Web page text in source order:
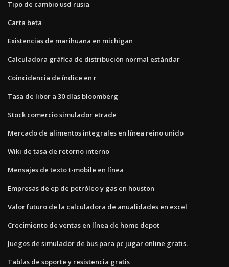
Tipo de cambio usd rusia
Carta beta
Existencias de marihuana en michigan
Calculadora gráfica de distribución normal estándar
Coincidencia de índice en r
Tasa de libor a 30 días bloomberg
Stock comercio simulador etrade
Mercado de alimentos integrales en línea reino unido
Wiki de tasa de retorno interno
Mensajes de texto t-mobile en línea
Empresas de ep de petróleo y gas en houston
Valor futuro de la calculadora de anualidades en excel
Crecimiento de ventas en línea de home depot
Juegos de simulador de bus para pc jugar online gratis.
Tablas de soporte y resistencia gratis